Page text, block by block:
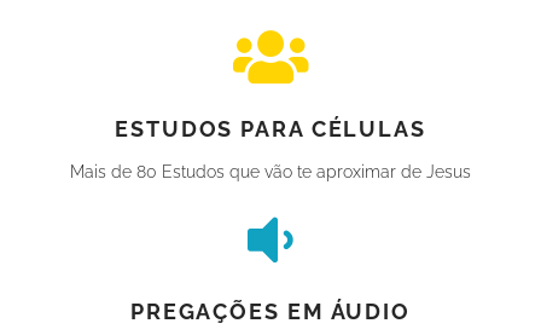
ESTUDOS PARA CÉLULAS
Mais de 80 Estudos que vão te aproximar de Jesus
PREGAÇÕES EM ÁUDIO